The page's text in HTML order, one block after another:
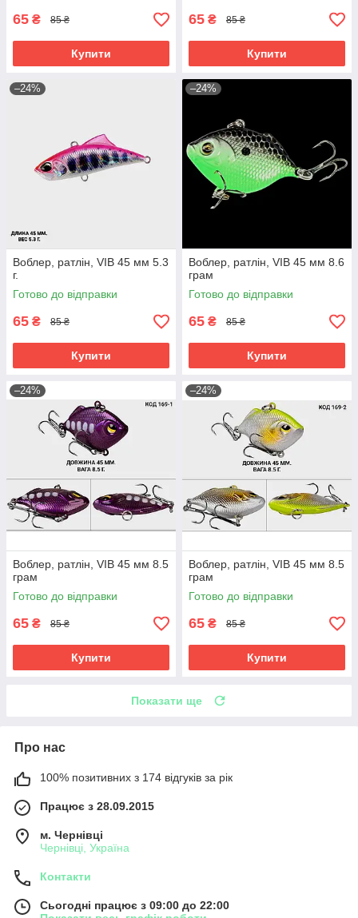
65 ₴ 85 ₴
Купити
65 ₴ 85 ₴
Купити
–24%
Воблер, ратлін, VIB 45 мм 5.3
г.
Готово до відправки
65 ₴ 85 ₴
Купити
–24%
Воблер, ратлін, VIB 45 мм 8.6
грам
Готово до відправки
65 ₴ 85 ₴
Купити
–24%
Воблер, ратлін, VIB 45 мм 8.5
грам
Готово до відправки
65 ₴ 85 ₴
Купити
–24%
Воблер, ратлін, VIB 45 мм 8.5
грам
Готово до відправки
65 ₴ 85 ₴
Купити
Показати ще
Про нас
100% позитивних з 174 відгуків за рік
Працює з 28.09.2015
м. Чернівці
Чернівці, Україна
Контакти
Сьогодні працює з 09:00 до 22:00